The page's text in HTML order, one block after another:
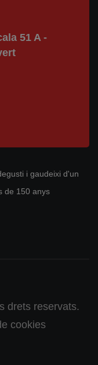
51 A -
i gaudeixi d'un
de 150 anys
drets reservats.
cookies